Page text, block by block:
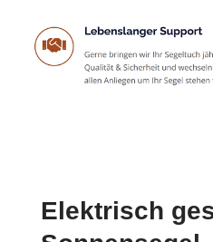
Elektrisch